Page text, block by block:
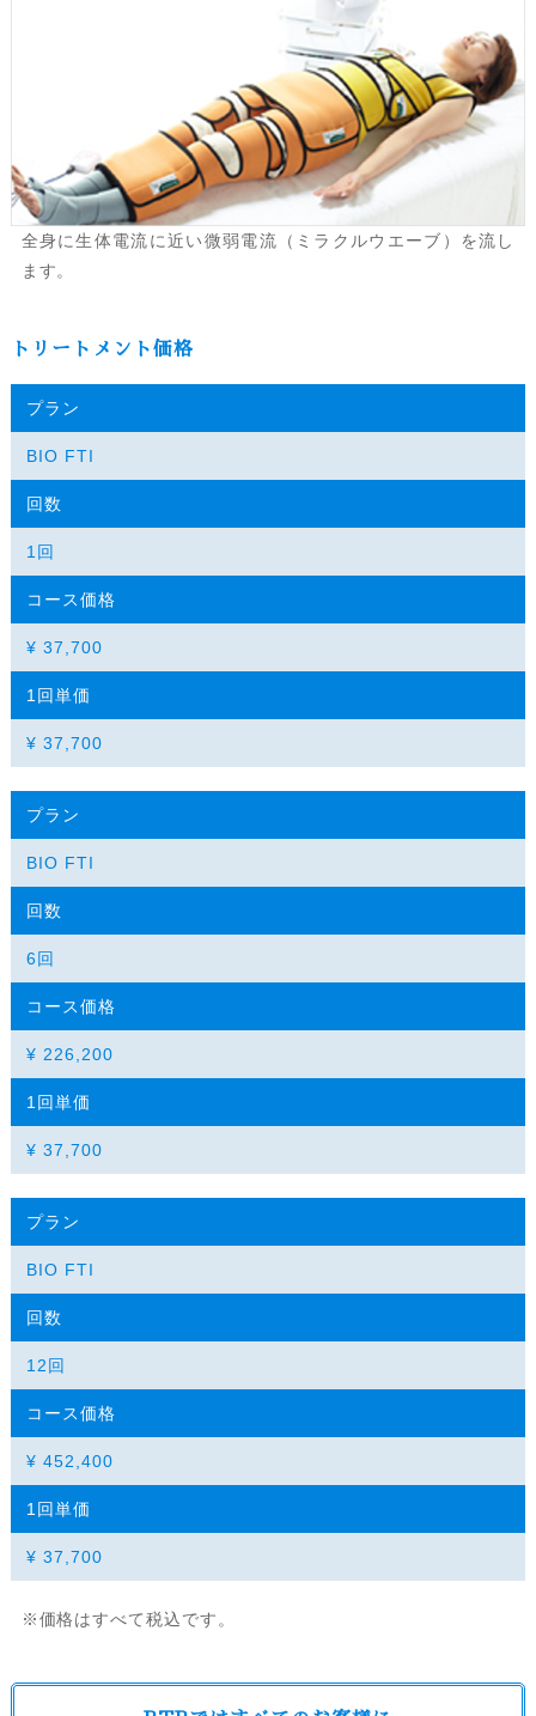
全身に生体電流に近い微弱電流（ミラクルウエーブ）を流し
ます。
トリートメント価格
プラン
BIO FTI
回数
1回
コース価格
¥ 37,700
1回単価
¥ 37,700
プラン
BIO FTI
回数
6回
コース価格
¥ 226,200
1回単価
¥ 37,700
プラン
BIO FTI
回数
12回
コース価格
¥ 452,400
1回単価
¥ 37,700
※価格はすべて税込です。